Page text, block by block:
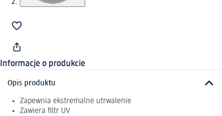
Informacje o produkcie
Opis produktu
Zapewnia ekstremalne utrwalenie
Zawiera filtr UV